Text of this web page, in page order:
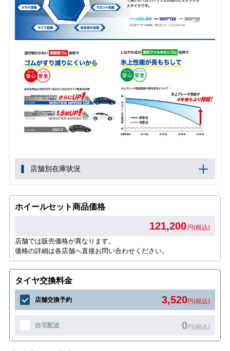
店舗別在庫状況
ホイールセット商品価格
121,200 円(税込)
店舗では販売価格が異なります。
価格の詳細は各店舗へ直接お問い合わせください。
タイヤ交換料金
店舗交換予約 3,520円(税込)
自宅配送 0円(税込)